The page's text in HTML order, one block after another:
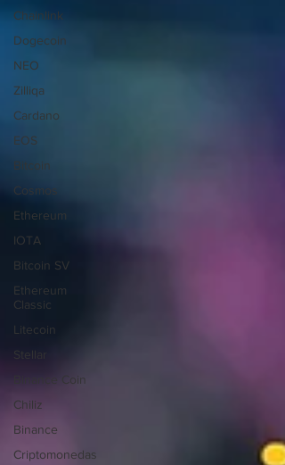
Chainlink
Dogecoin
NEO
Zilliqa
Cardano
EOS
Bitcoin
Cosmos
Ethereum
IOTA
Bitcoin SV
Ethereum
Classic
Litecoin
Stellar
Binance Coin
Chiliz
Binance
Criptomonedas